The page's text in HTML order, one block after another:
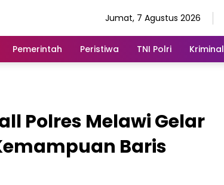
Jumat, 7 Agustus 2026
Pemerintah Peristiwa TNI Polri Kriminal
Polres Melawi Gelar
Baris